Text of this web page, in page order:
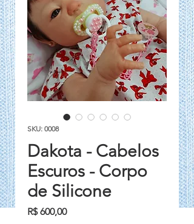
SKU: 0008
Dakota - Cabelos
Escuros - Corpo
de Silicone
R$ 600,00Preço